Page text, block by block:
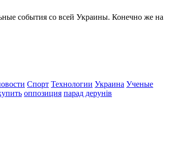
события со всей Украины. Конечно же на
Спорт Технологии Украина Ученые
оппозиция парад дерунів